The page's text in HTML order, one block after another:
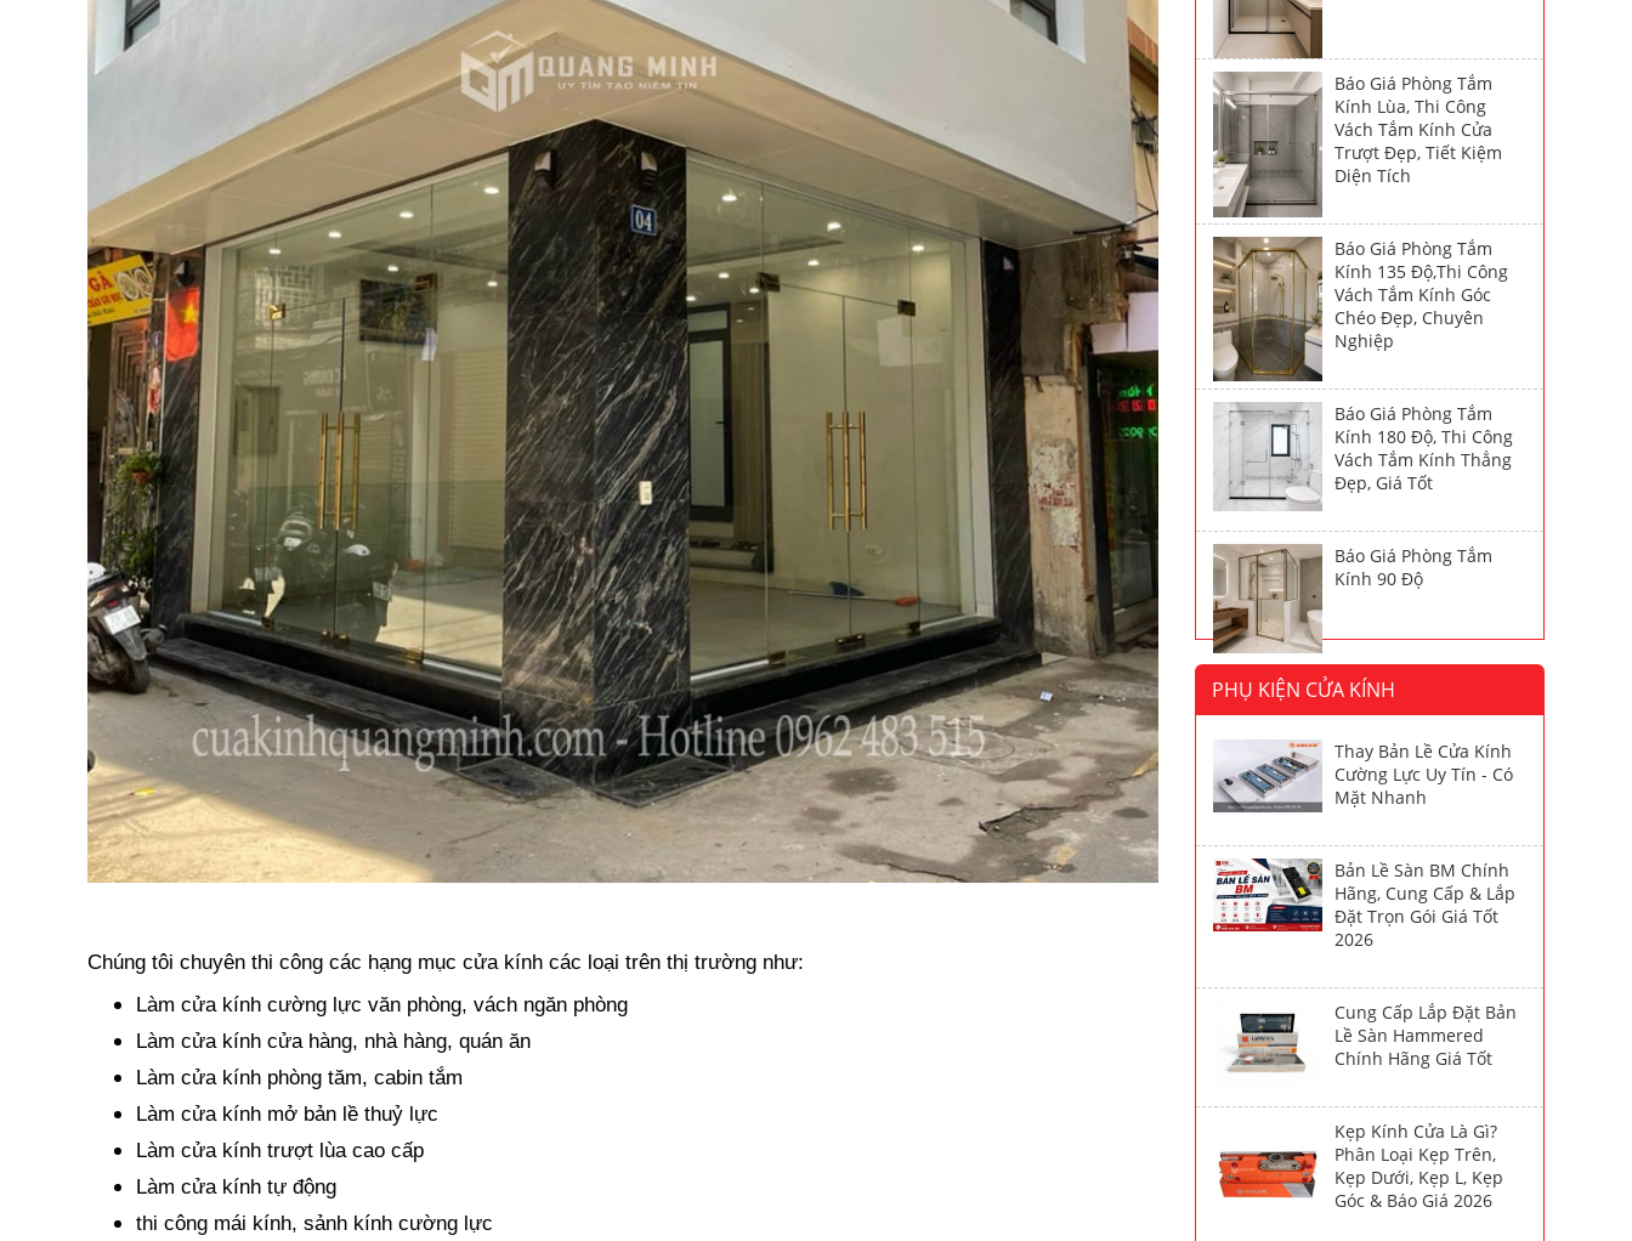
Chúng tôi chuyên thi công các hạng mục cửa kính các loại trên thị trường như:
Làm cửa kính cường lực văn phòng, vách ngăn phòng
Làm cửa kính cửa hàng, nhà hàng, quán ăn
Làm cửa kính phòng tăm, cabin tắm
Làm cửa kính mở bản lề thuỷ lực
Làm cửa kính trượt lùa cao cấp
Làm cửa kính tự động
thi công mái kính, sảnh kính cường lực
Báo Giá Phòng Tắm
Kính Lùa, Thi Công
Vách Tắm Kính Cửa
Trượt Đẹp, Tiết Kiệm
Diện Tích
Báo Giá Phòng Tắm
Kính 135 Độ,Thi Công
Vách Tắm Kính Góc
Chéo Đẹp, Chuyên
Nghiệp
Báo Giá Phòng Tắm
Kính 180 Độ, Thi Công
Vách Tắm Kính Thẳng
Đẹp, Giá Tốt
Báo Giá Phòng Tắm
Kính 90 Độ
PHỤ KIỆN CỬA KÍNH
Thay Bản Lề Cửa Kính
Cường Lực Uy Tín - Có
Mặt Nhanh
Bản Lề Sàn BM Chính
Hãng, Cung Cấp & Lắp
Đặt Trọn Gói Giá Tốt
2026
Cung Cấp Lắp Đặt Bản
Lề Sàn Hammered
Chính Hãng Giá Tốt
Kẹp Kính Cửa Là Gì?
Phân Loại Kẹp Trên,
Kẹp Dưới, Kẹp L, Kẹp
Góc & Báo Giá 2026